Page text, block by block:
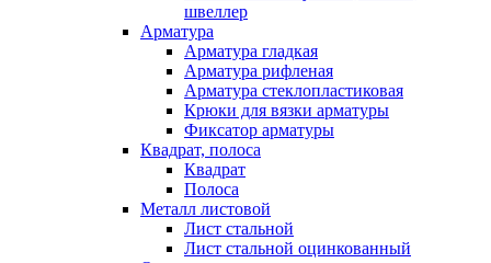
швеллер
Арматура
Арматура гладкая
Арматура рифленая
Арматура стеклопластиковая
Крюки для вязки арматуры
Фиксатор арматуры
Квадрат, полоса
Квадрат
Полоса
Металл листовой
Лист стальной
Лист стальной оцинкованный